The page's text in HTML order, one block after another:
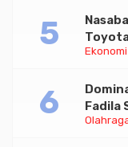
Fadila